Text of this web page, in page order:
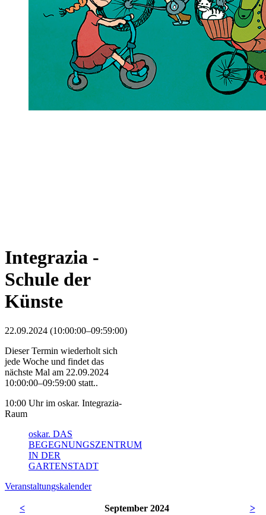
Integrazia -
Schule der
Künste
22.09.2024 (10:00:00–09:59:00)
Dieser Termin wiederholt sich
jede Woche und findet das
nächste Mal am 22.09.2024
10:00:00–09:59:00 statt..
10:00 Uhr im oskar. Integrazia-
Raum
oskar. DAS
BEGEGNUNGSZENTRUM
IN DER
GARTENSTADT
Veranstaltungskalender
< September 2024
>